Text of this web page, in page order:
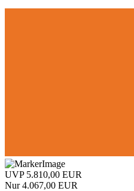
UVP 5.810,00 EUR
Nur 4.067,00 EUR